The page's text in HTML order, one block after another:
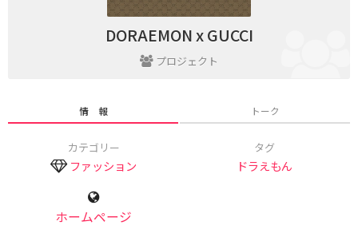
DORAEMON x GUCCI
プロジェクト
情 報 トーク
カテゴリー
ファッション
タグ
ドラえもん
ホームページ